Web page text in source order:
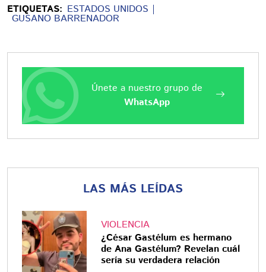
ETIQUETAS: ESTADOS UNIDOS
GUSANO BARRENADOR
Únete a nuestro grupo de
WhatsApp
LAS MÁS LEÍDAS
VIOLENCIA
¿César Gastélum es hermano
de Ana Gastélum? Revelan cuál
sería su verdadera relación